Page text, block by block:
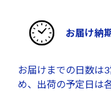
お届け納
お届けまでの日数は
め、出荷の予定日は